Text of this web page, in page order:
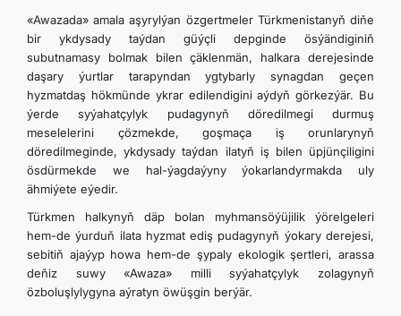
«Awazada» amala aşyrylýan özgertmeler Türkmenistanyň diňe
bir ykdysady taýdan güýçli depginde ösýändiginiň
subutnamasy bolmak bilen çäklenmän, halkara derejesinde
daşary ýurtlar tarapyndan ygtybarly synagdan geçen
hyzmatdaş hökmünde ykrar edilendigini aýdyň görkezýär. Bu
ýerde syýahatçylyk pudagynyň döredilmegi durmuş
meselelerini çözmekde, goşmaça iş orunlarynyň
döredilmeginde, ykdysady taýdan ilatyň iş bilen üpjünçiligini
ösdürmekde we hal-ýagdaýyny ýokarlandyrmakda uly
ähmiýete eýedir.
Türkmen halkynyň däp bolan myhmansöýüjilik ýörelgeleri
hem-de ýurduň ilata hyzmat ediş pudagynyň ýokary derejesi,
sebitiň ajaýyp howa hem-de şypaly ekologik şertleri, arassa
deňiz suwy «Awaza» milli syýahatçylyk zolagynyň
özboluşlylygyna aýratyn öwüşgin berýär.